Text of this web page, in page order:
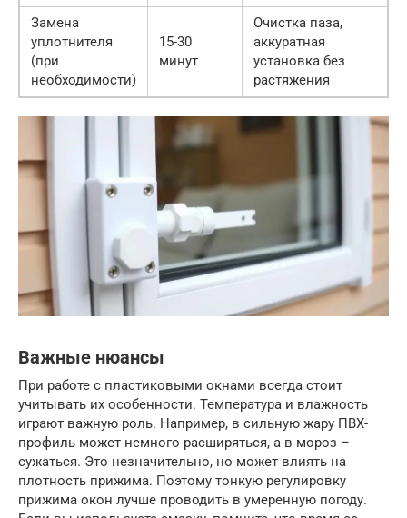
Замена
уплотнителя
(при
необходимости)
15-30
минут
Очистка паза,
аккуратная
установка без
растяжения
Важные нюансы
При работе с пластиковыми окнами всегда стоит
учитывать их особенности. Температура и влажность
играют важную роль. Например, в сильную жару ПВХ-
профиль может немного расширяться, а в мороз –
сужаться. Это незначительно, но может влиять на
плотность прижима. Поэтому тонкую регулировку
прижима окон лучше проводить в умеренную погоду.